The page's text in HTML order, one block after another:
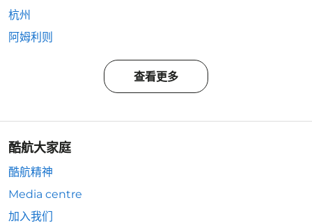
杭州
阿姆利则
查看更多
酷航大家庭
酷航精神
Media centre
加入我们